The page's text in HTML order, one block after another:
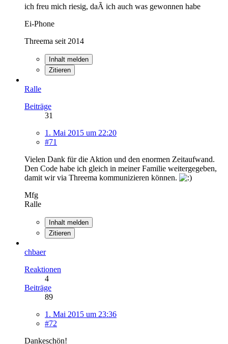
ich freu mich riesig, daÃ ich auch was gewonnen habe
Ei-Phone
Threema seit 2014
Inhalt melden
Zitieren
Ralle
Beiträge
31
1. Mai 2015 um 22:20
#71
Vielen Dank für die Aktion und den enormen Zeitaufwand.
Den Code habe ich gleich in meiner Familie weitergegeben,
damit wir via Threema kommunizieren können.
Mfg
Ralle
Inhalt melden
Zitieren
chbaer
Reaktionen
4
Beiträge
89
1. Mai 2015 um 23:36
#72
Dankeschön!